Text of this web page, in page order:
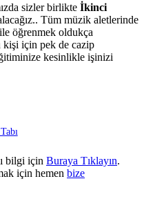
sizler birlikte İkinci
Tüm müzik aletlerinde
öğrenmek oldukça
kişi için pek de cazip
kesinlikle işinizi
bilgi için Buraya Tıklayın.
için hemen bize